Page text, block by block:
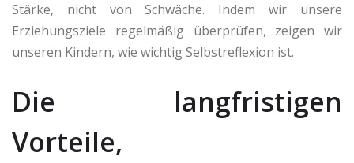
Stärke, nicht von Schwäche. Indem wir unsere
Erziehungsziele regelmäßig überprüfen, zeigen wir
unseren Kindern, wie wichtig Selbstreflexion ist.
Die langfristigen
Vorteile,